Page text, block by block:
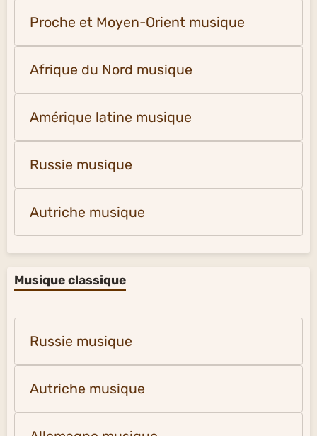
Proche et Moyen-Orient musique
Afrique du Nord musique
Amérique latine musique
Russie musique
Autriche musique
Musique classique
Russie musique
Autriche musique